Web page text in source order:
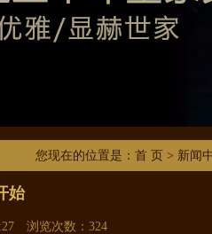
您现在的位置是： 首 页 > 新闻
始
浏览次数： 324